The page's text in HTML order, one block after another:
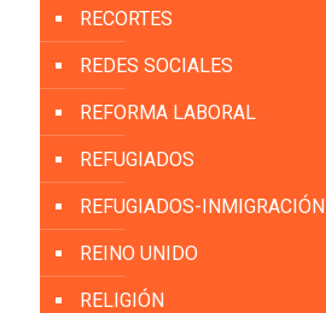
RECORTES
REDES SOCIALES
REFORMA LABORAL
REFUGIADOS
REFUGIADOS-INMIGRACIÓN
REINO UNIDO
RELIGIÓN